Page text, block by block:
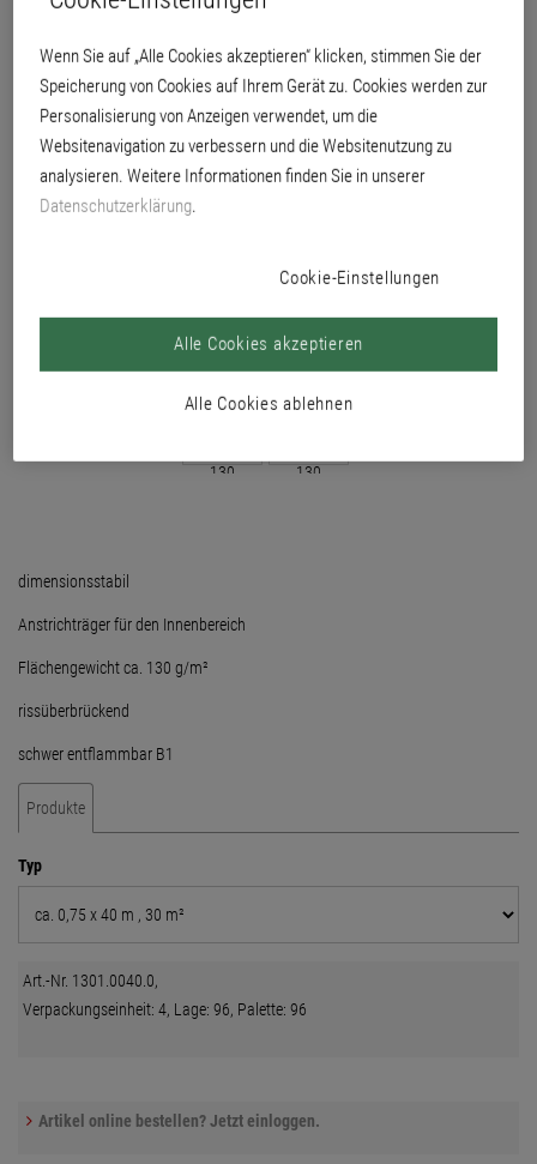
überarbeitbar
dimensionsstabil
Anstrichträger für den Innenbereich
Flächengewicht ca. 130 g/m²
rissüberbrückend
schwer entflammbar B1
Produkte
Typ
Art.-Nr. 1301.0040.0,
Verpackungseinheit: 4, Lage: 96, Palette: 96
Artikel online bestellen? Jetzt einloggen.
Wenn Sie auf „Alle Cookies akzeptieren“ klicken, stimmen Sie der
Speicherung von Cookies auf Ihrem Gerät zu. Cookies werden zur
Personalisierung von Anzeigen verwendet, um die
Websitenavigation zu verbessern und die Websitenutzung zu
analysieren. Weitere Informationen finden Sie in unserer
Datenschutzerklärung.
Cookie-Einstellungen
Alle Cookies ablehnen
Alle Cookies akzeptieren